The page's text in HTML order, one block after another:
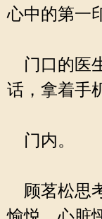
心中的第一
门口的医
话，拿着手
门内。
顾茗松思